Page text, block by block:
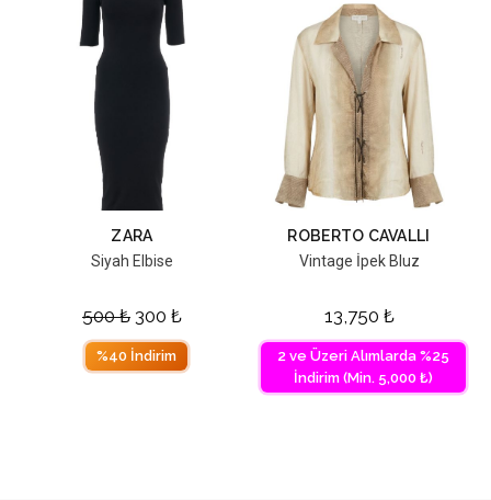
ZARA
Siyah Elbise
500₺ 300 ₺
%40 İndirim
ROBERTO CAVALLI
Vintage İpek Bluz
13,750 ₺
2 ve Üzeri Alımlarda %25
İndirim (Min. 5,000 ₺)